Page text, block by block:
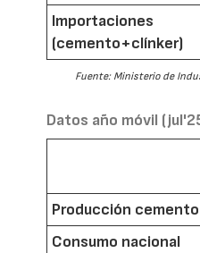
Importaciones
(cemento+clínker)
Fuente: Ministerio de
Datos año móvil
Producción cemento
Consumo nacional